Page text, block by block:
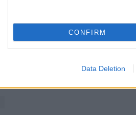
CONFIRM
Data Deletion